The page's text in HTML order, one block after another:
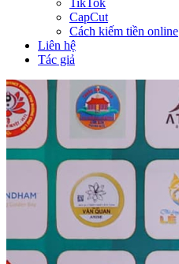
TikTok
CapCut
Cách kiếm tiền online
Liên hệ
Tác giả